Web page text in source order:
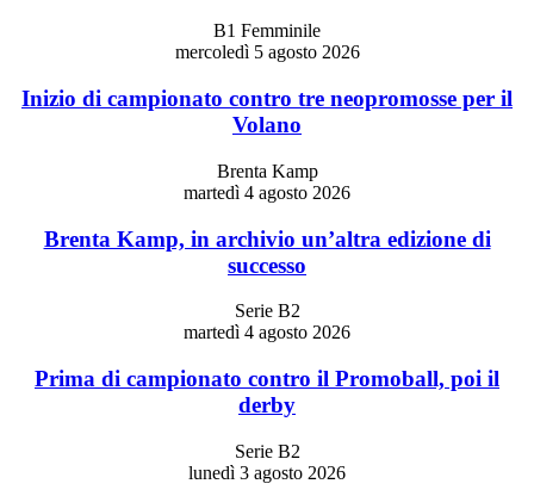
B1 Femminile
mercoledì 5 agosto 2026
Inizio di campionato contro tre neopromosse per il
Volano
Brenta Kamp
martedì 4 agosto 2026
Brenta Kamp, in archivio un’altra edizione di
successo
Serie B2
martedì 4 agosto 2026
Prima di campionato contro il Promoball, poi il
derby
Serie B2
lunedì 3 agosto 2026